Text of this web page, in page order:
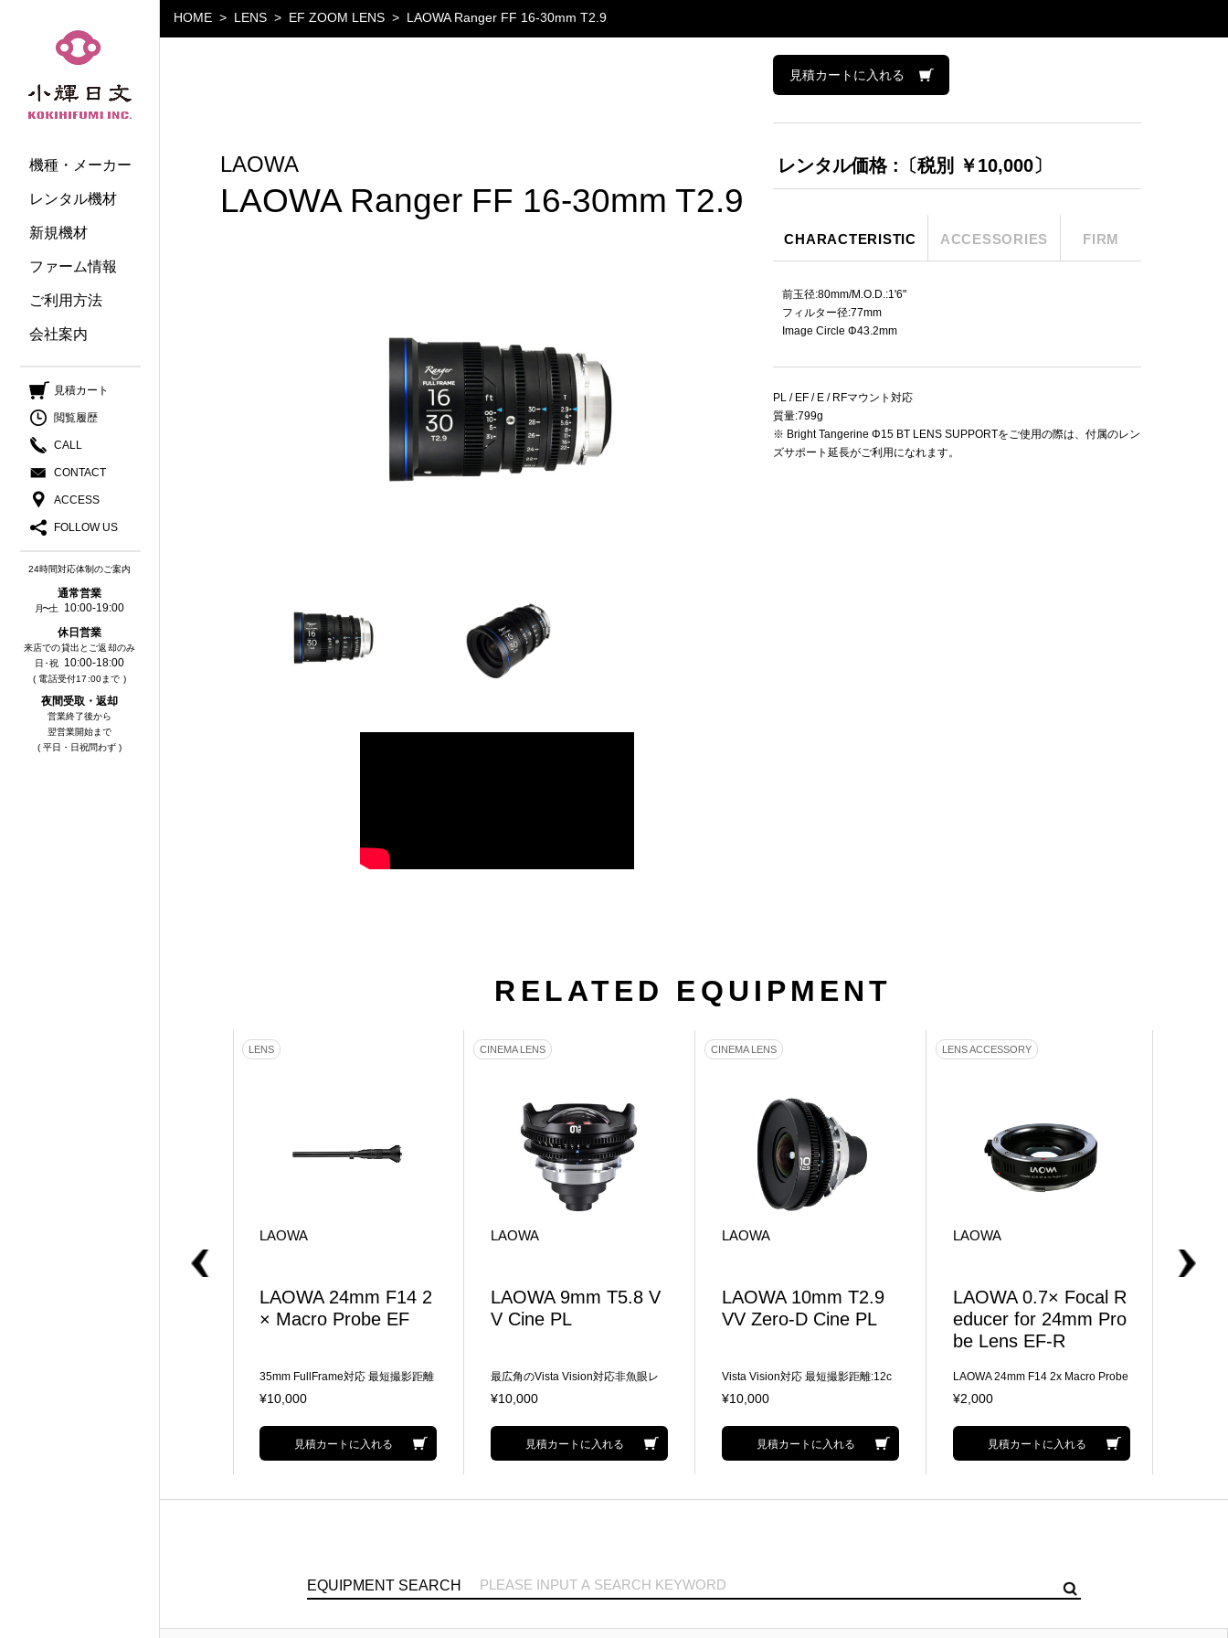
小輝日文
機種・メーカー
レンタル機材
新規機材
ファーム情報
ご利用方法
会社案内
24時間対応体制のご案内
通常営業
月〜土
10:00-19:00
休⽇営業
来店での貸出とご返却のみ
⽇・祝
10:00-18:00
( 電話受付17:00まで )
夜間受取・返却
営業終了後から
翌営業開始まで
( 平日・日祝問わず )
見積カート
閲覧履歴
CALL
CONTACT
ACCESS
FOLLOW US
HOME LENS EF ZOOM LENS LAOWA Ranger FF 16-30mm T2.9
LAOWA
LAOWA Ranger FF 16-30mm T2.9
見積カートに入れる
レンタル価格 :〔税別 ￥10,000〕
CHARACTERISTIC ACCESSORIES FIRM
前玉径:80mm/M.O.D.:1'6"
フィルター径:77mm
Image Circle Φ43.2mm
PL / EF / E / RFマウント対応
質量:799g
※ Bright Tangerine Φ15 BT LENS SUPPORTをご使用の際は、付属のレン
ズサポート延長がご利用になれます。
RELATED EQUIPMENT
LENS
LAOWA
LAOWA 24mm F14 2
× Macro Probe EF
35mm FullFrame対応 最短撮影距離
¥10,000
見積カートに入れる
CINEMA LENS
LAOWA
LAOWA 9mm T5.8 V
V Cine PL
最広角のVista Vision対応非魚眼レ
80mm サイズ:φ84×41.3mm(PL) 質
¥10,000
見積カートに入れる
CINEMA LENS
LAOWA
LAOWA 10mm T2.9
VV Zero-D Cine PL
Vista Vision対応 最短撮影距離:12c
7mm サイズ:80mm 質量:424g
¥10,000
見積カートに入れる
LENS ACCESSORY
LAOWA
LAOWA 0.7× Focal R
educer for 24mm Pro
be Lens EF-R
LAOWA 24mm F14 2x Macro Probe
メラ用レデューサー スーパー35シ
距離は17mm、明るさはT10になり
¥2,000
見積カートに入れる
EQUIPMENT SEARCH